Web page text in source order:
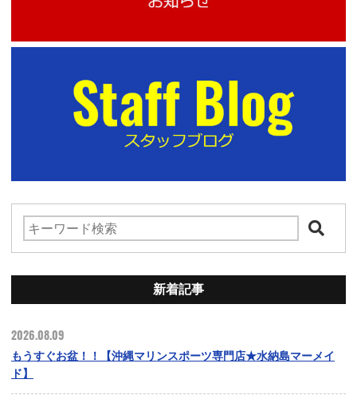
新着記事
2026.08.09
もうすぐお盆！！【沖縄マリンスポーツ専門店★水納島マーメイ
ド】